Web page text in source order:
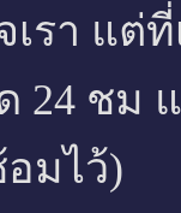
เรา แต่
24 ชม
มไว้)